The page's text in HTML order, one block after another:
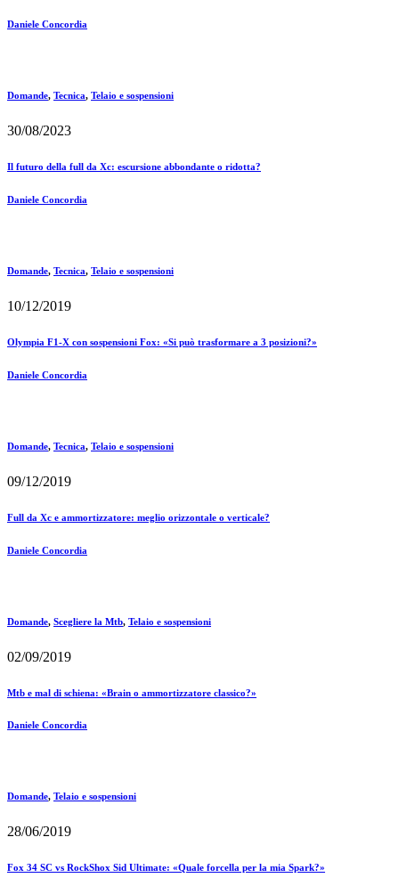
Daniele Concordia
Domande, Tecnica, Telaio e sospensioni
30/08/2023
Il futuro della full da Xc: escursione abbondante o ridotta?
Daniele Concordia
Domande, Tecnica, Telaio e sospensioni
10/12/2019
Olympia F1-X con sospensioni Fox: «Si può trasformare a 3 posizioni?»
Daniele Concordia
Domande, Tecnica, Telaio e sospensioni
09/12/2019
Full da Xc e ammortizzatore: meglio orizzontale o verticale?
Daniele Concordia
Domande, Scegliere la Mtb, Telaio e sospensioni
02/09/2019
Mtb e mal di schiena: «Brain o ammortizzatore classico?»
Daniele Concordia
Domande, Telaio e sospensioni
28/06/2019
Fox 34 SC vs RockShox Sid Ultimate: «Quale forcella per la mia Spark?»